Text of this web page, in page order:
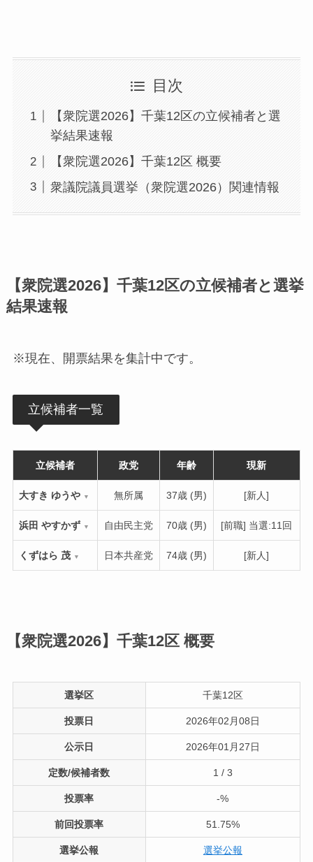
目次
【衆院選2026】千葉12区の立候補者と選
挙結果速報
【衆院選2026】千葉12区 概要
衆議院議員選挙（衆院選2026）関連情報
【衆院選2026】千葉12区の立候補者と選挙
結果速報
※現在、開票結果を集計中です。
立候補者一覧
立候補者 政党 年齢 現新
大すき ゆうや ▼ 無所属 37歳 (男) [新人]
浜田 やすかず ▼ 自由民主党 70歳 (男) [前職] 当選:11回
くずはら 茂 ▼ 日本共産党 74歳 (男) [新人]
【衆院選2026】千葉12区 概要
選挙区 千葉12区
投票日 2026年02月08日
公示日 2026年01月27日
定数/候補者数 1 / 3
投票率 -%
前回投票率 51.75%
選挙公報 選挙公報